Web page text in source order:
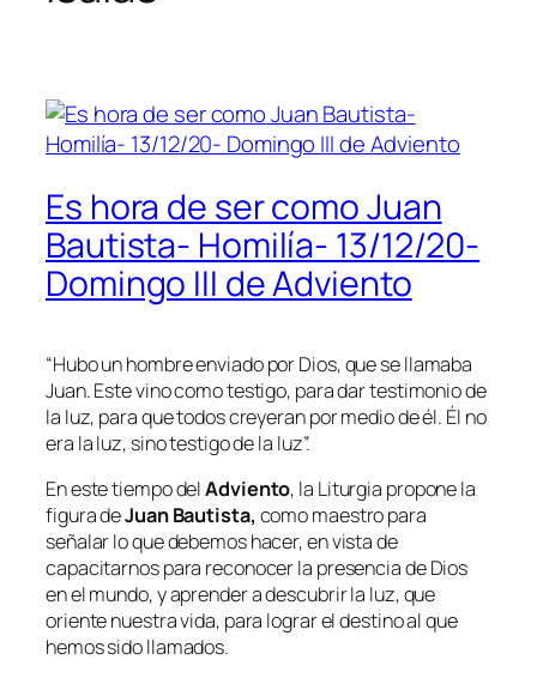
Es hora de ser como Juan
Bautista- Homilía- 13/12/20-
Domingo III de Adviento
“Hubo un hombre enviado por Dios, que se llamaba
Juan. Este vino como testigo, para dar testimonio de
la luz, para que todos creyeran por medio de él. Él no
era la luz, sino testigo de la luz”.
En este tiempo delAdviento, la Liturgia propone la
figura deJuan Bautista, como maestro para
señalar lo que debemos hacer, en vista de
capacitarnos para reconocer la presencia de Dios
en el mundo, y aprender a descubrir la luz, que
oriente nuestra vida, para lograr el destino al que
hemos sido llamados.